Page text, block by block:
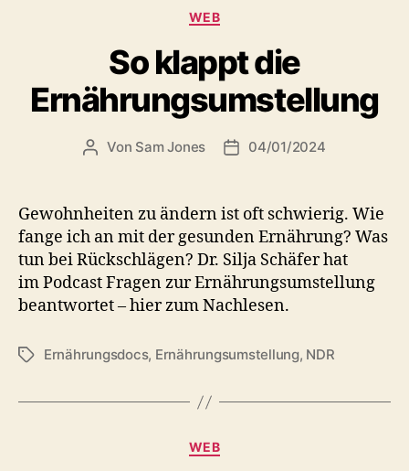
Kategorien
WEB
So klappt die
Ernährungsumstellung
Beitragsautor
Von Sam Jones Veröffentlichungsdatum
04/01/2024
Gewohnheiten zu ändern ist oft schwierig. Wie
fange ich an mit der gesunden Ernährung? Was
tun bei Rückschlägen? Dr. Silja Schäfer hat
im Podcast Fragen zur Ernährungsumstellung
beantwortet – hier zum Nachlesen.
Schlagwörter
Ernährungsdocs, Ernährungsumstellung, NDR
Kategorien
WEB